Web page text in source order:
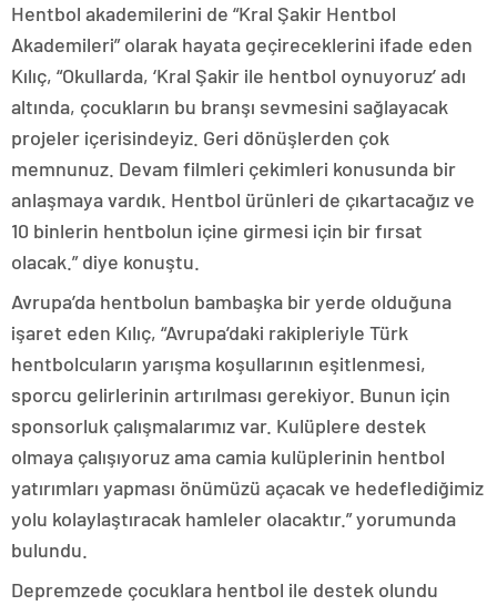
Hentbol akademilerini de “Kral Şakir Hentbol
Akademileri” olarak hayata geçireceklerini ifade eden
Kılıç, “Okullarda, ‘Kral Şakir ile hentbol oynuyoruz’ adı
altında, çocukların bu branşı sevmesini sağlayacak
projeler içerisindeyiz. Geri dönüşlerden çok
memnunuz. Devam filmleri çekimleri konusunda bir
anlaşmaya vardık. Hentbol ürünleri de çıkartacağız ve
10 binlerin hentbolun içine girmesi için bir fırsat
olacak.” diye konuştu.
Avrupa’da hentbolun bambaşka bir yerde olduğuna
işaret eden Kılıç, “Avrupa’daki rakipleriyle Türk
hentbolcuların yarışma koşullarının eşitlenmesi,
sporcu gelirlerinin artırılması gerekiyor. Bunun için
sponsorluk çalışmalarımız var. Kulüplere destek
olmaya çalışıyoruz ama camia kulüplerinin hentbol
yatırımları yapması önümüzü açacak ve hedeflediğimiz
yolu kolaylaştıracak hamleler olacaktır.” yorumunda
bulundu.
Depremzede çocuklara hentbol ile destek olundu